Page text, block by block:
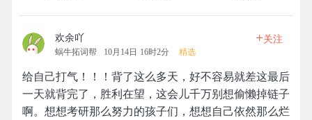
欢余吖
蜗牛拓词帮 10月14日 16时2分 精选
+关注
给自己打气！！！背了这么多天，好不容易就差这最后
一天就背完了，胜利在望，这会儿千万别想偷懒掉链子
啊。想想考研那么努力的孩子们，想想自己依然那么烂